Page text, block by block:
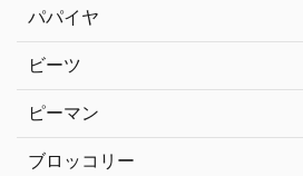
パパイヤ
ビーツ
ピーマン
ブロッコリー